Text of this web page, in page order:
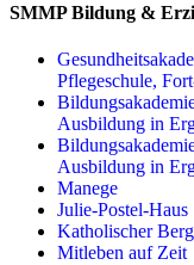
SMMP Bildung &
Pflegeschule,
Ausbildung in
Ausbildung in
Manege
Julie-Postel-Haus
Katholischer
Mitleben auf Zeit